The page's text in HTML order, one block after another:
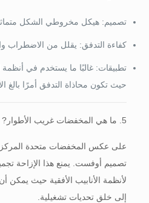
تصميم: هيكل مخروطي الشكل
كفاءة التدفق: يقلل من الاضطراب
تطبيقات: غالبًا ما يستخدم في أنظمة
حيث تكون محاذاة التدفق أمرًا بالغ
5. ما هي المخفضات غريب الأطوار?
على عكس المخفضات متحدة
تصميم أوفست. يمنع هذا الإزاحة
لأنظمة الأنابيب الأفقية حيث يمكن
إلى خلق تحديات تشغيلية.